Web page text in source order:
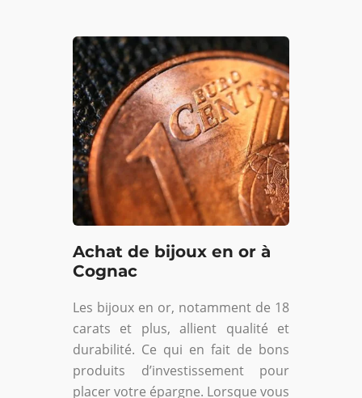
Achat de bijoux en or à
Cognac
Les bijoux en or, notamment de 18
carats et plus, allient qualité et
durabilité. Ce qui en fait de bons
produits d’investissement pour
placer votre épargne. Lorsque vous